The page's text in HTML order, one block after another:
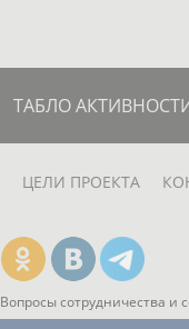
ТАБЛО
ЦЕЛИ ПРОЕКТА
Вопросы сотрудничества и